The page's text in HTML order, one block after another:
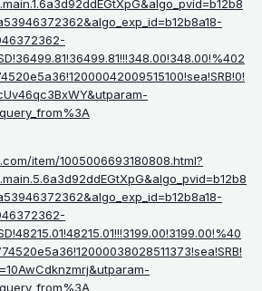
item/1005006693180808.html?